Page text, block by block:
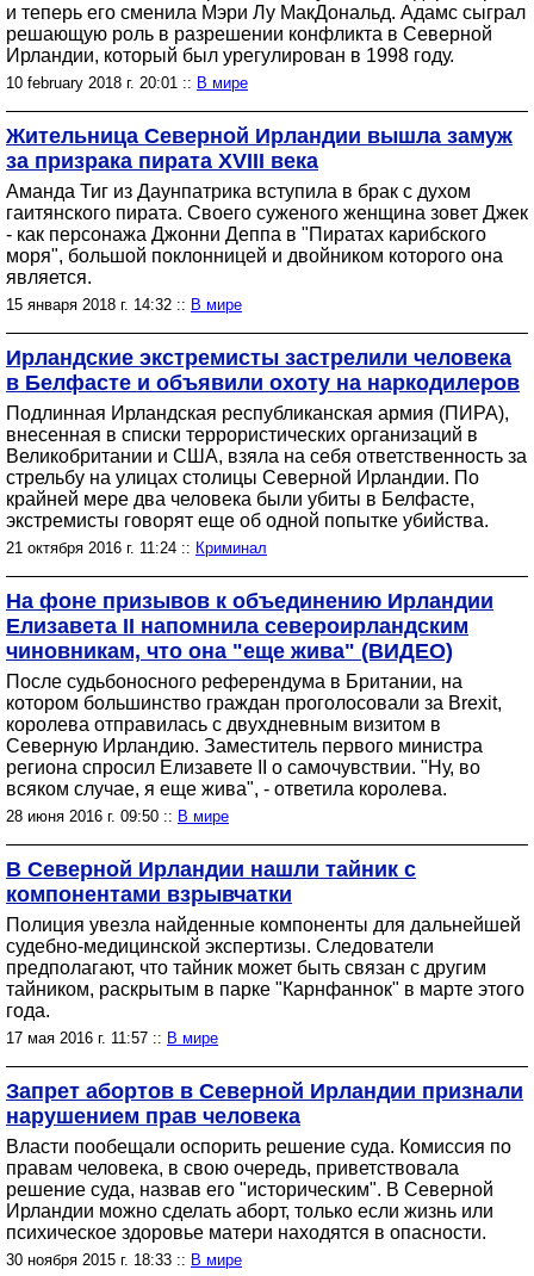
и теперь его сменила Мэри Лу МакДональд. Адамс сыграл
решающую роль в разрешении конфликта в Северной
Ирландии, который был урегулирован в 1998 году.
10 february 2018 г. 20:01 :: В мире
Жительница Северной Ирландии вышла замуж
за призрака пирата XVIII века
Аманда Тиг из Даунпатрика вступила в брак с духом
гаитянского пирата. Своего суженого женщина зовет Джек
- как персонажа Джонни Деппа в "Пиратах карибского
моря", большой поклонницей и двойником которого она
является.
15 января 2018 г. 14:32 :: В мире
Ирландские экстремисты застрелили человека
в Белфасте и объявили охоту на наркодилеров
Подлинная Ирландская республиканская армия (ПИРА),
внесенная в списки террористических организаций в
Великобритании и США, взяла на себя ответственность за
стрельбу на улицах столицы Северной Ирландии. По
крайней мере два человека были убиты в Белфасте,
экстремисты говорят еще об одной попытке убийства.
21 октября 2016 г. 11:24 :: Криминал
На фоне призывов к объединению Ирландии
Елизавета II напомнила североирландским
чиновникам, что она "еще жива" (ВИДЕО)
После судьбоносного референдума в Британии, на
котором большинство граждан проголосовали за Brexit,
королева отправилась с двухдневным визитом в
Северную Ирландию. Заместитель первого министра
региона спросил Елизаветe II о самочувствии. "Ну, во
всяком случае, я еще жива", - ответила королева.
28 июня 2016 г. 09:50 :: В мире
В Северной Ирландии нашли тайник с
компонентами взрывчатки
Полиция увезла найденные компоненты для дальнейшей
судебно-медицинской экспертизы. Следователи
предполагают, что тайник может быть связан с другим
тайником, раскрытым в парке "Карнфаннок" в марте этого
года.
17 мая 2016 г. 11:57 :: В мире
Запрет абортов в Северной Ирландии признали
нарушением прав человека
Власти пообещали оспорить решение суда. Комиссия по
правам человека, в свою очередь, приветствовала
решение суда, назвав его "историческим". В Северной
Ирландии можно сделать аборт, только если жизнь или
психическое здоровье матери находятся в опасности.
30 ноября 2015 г. 18:33 :: В мире